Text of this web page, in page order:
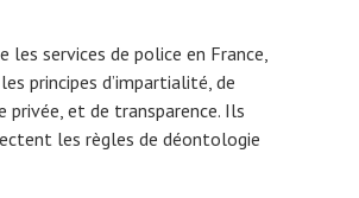
services de police en France,
principes d’impartialité, de
privée, et de transparence. Ils
les règles de déontologie